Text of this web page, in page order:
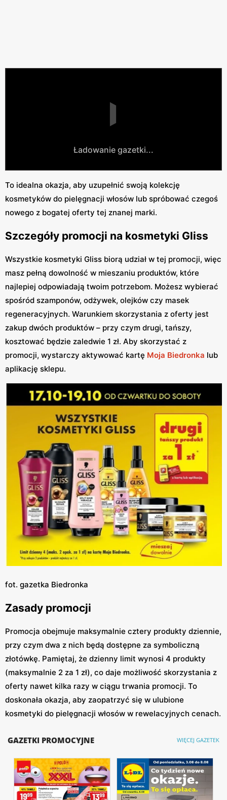
Ładowanie gazetki...
To idealna okazja, aby uzupełnić swoją kolekcję
kosmetyków do pielęgnacji włosów lub spróbować czegoś
nowego z bogatej oferty tej znanej marki.
Szczegóły promocji na kosmetyki Gliss
Wszystkie kosmetyki Gliss biorą udział w tej promocji, więc
masz pełną dowolność w mieszaniu produktów, które
najlepiej odpowiadają twoim potrzebom. Możesz wybierać
spośród szamponów, odżywek, olejków czy masek
regeneracyjnych. Warunkiem skorzystania z oferty jest
zakup dwóch produktów – przy czym drugi, tańszy,
kosztować będzie zaledwie 1 zł. Aby skorzystać z
promocji, wystarczy aktywować kartę Moja Biedronka lub
aplikację sklepu.
fot. gazetka Biedronka
Zasady promocji
Promocja obejmuje maksymalnie cztery produkty dziennie,
przy czym dwa z nich będą dostępne za symboliczną
złotówkę. Pamiętaj, że dzienny limit wynosi 4 produkty
(maksymalnie 2 za 1 zł), co daje możliwość skorzystania z
oferty nawet kilka razy w ciągu trwania promocji. To
doskonała okazja, aby zaopatrzyć się w ulubione
kosmetyki do pielęgnacji włosów w rewelacyjnych cenach.